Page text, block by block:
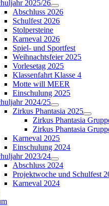
2025/26
Abschluss 2026
Schulfest 2026
Stolpersteine
Karneval 2026
Spiel- und Sportfest
Weihnachtsfeier 2025
Vorlesetag 2025
Klassenfahrt Klasse 4
Motte will MEER
Einschulung 2025
2024/25
Zirkus Phantasia 2025
Zirkus Phantasia
Zirkus Phantasia
Karneval 2025
Einschulung 2024
2023/24
Abschluss 2024
Projektwoche und Schulfest
Karneval 2024